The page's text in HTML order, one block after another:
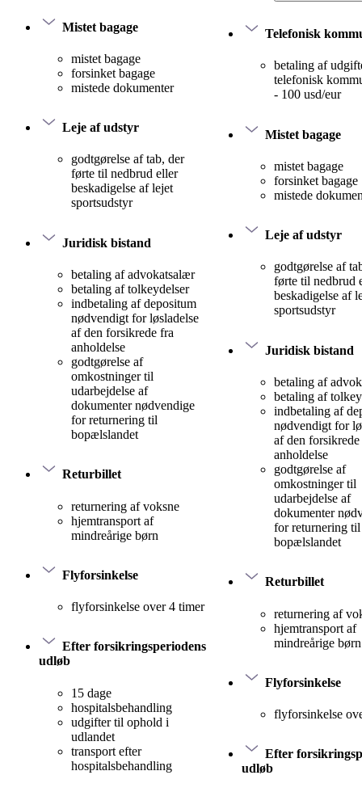
Mistet bagage
mistet bagage
forsinket bagage
mistede dokumenter
Leje af udstyr
godtgørelse af tab, der
førte til nedbrud eller
beskadigelse af lejet
sportsudstyr
Juridisk bistand
betaling af advokatsalær
betaling af tolkeydelser
indbetaling af depositum
nødvendigt for løsladelse
af den forsikrede fra
anholdelse
godtgørelse af
omkostninger til
udarbejdelse af
dokumenter nødvendige
for returnering til
bopælslandet
Returbillet
returnering af voksne
hjemtransport af
mindreårige børn
Flyforsinkelse
flyforsinkelse over 4 timer
Efter forsikringsperiodens
udløb
15 dage
hospitalsbehandling
udgifter til ophold i
udlandet
transport efter
hospitalsbehandling
Telefonisk
betaling af
telefonisk
- 100 usd/eur
Mistet bagage
mistet bagage
forsinket bagage
mistede
Leje af udstyr
godtgørelse af
førte til nedbrud
beskadigelse af
sportsudstyr
Juridisk bistand
betaling af
betaling af
indbetaling af
nødvendigt for
af den
anholdelse
godtgørelse af
omkostninger til
udarbejdelse af
dokumenter
for returnering til
bopælslandet
Returbillet
returnering af
hjemtransport af
mindreårige børn
Flyforsinkelse
flyforsinkelse
Efter
udløb